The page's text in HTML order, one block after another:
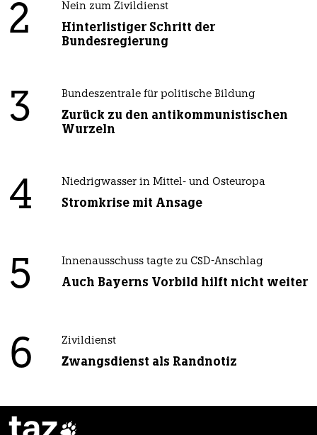
2 Nein zum Zivildienst
Hinterlistiger Schritt der
Bundesregierung
3 Bundeszentrale für politische Bildung
Zurück zu den antikommunistischen
Wurzeln
4 Niedrigwasser in Mittel- und Osteuropa
Stromkrise mit Ansage
5 Innenausschuss tagte zu CSD-Anschlag
Auch Bayerns Vorbild hilft nicht weiter
6 Zivildienst
Zwangsdienst als Randnotiz